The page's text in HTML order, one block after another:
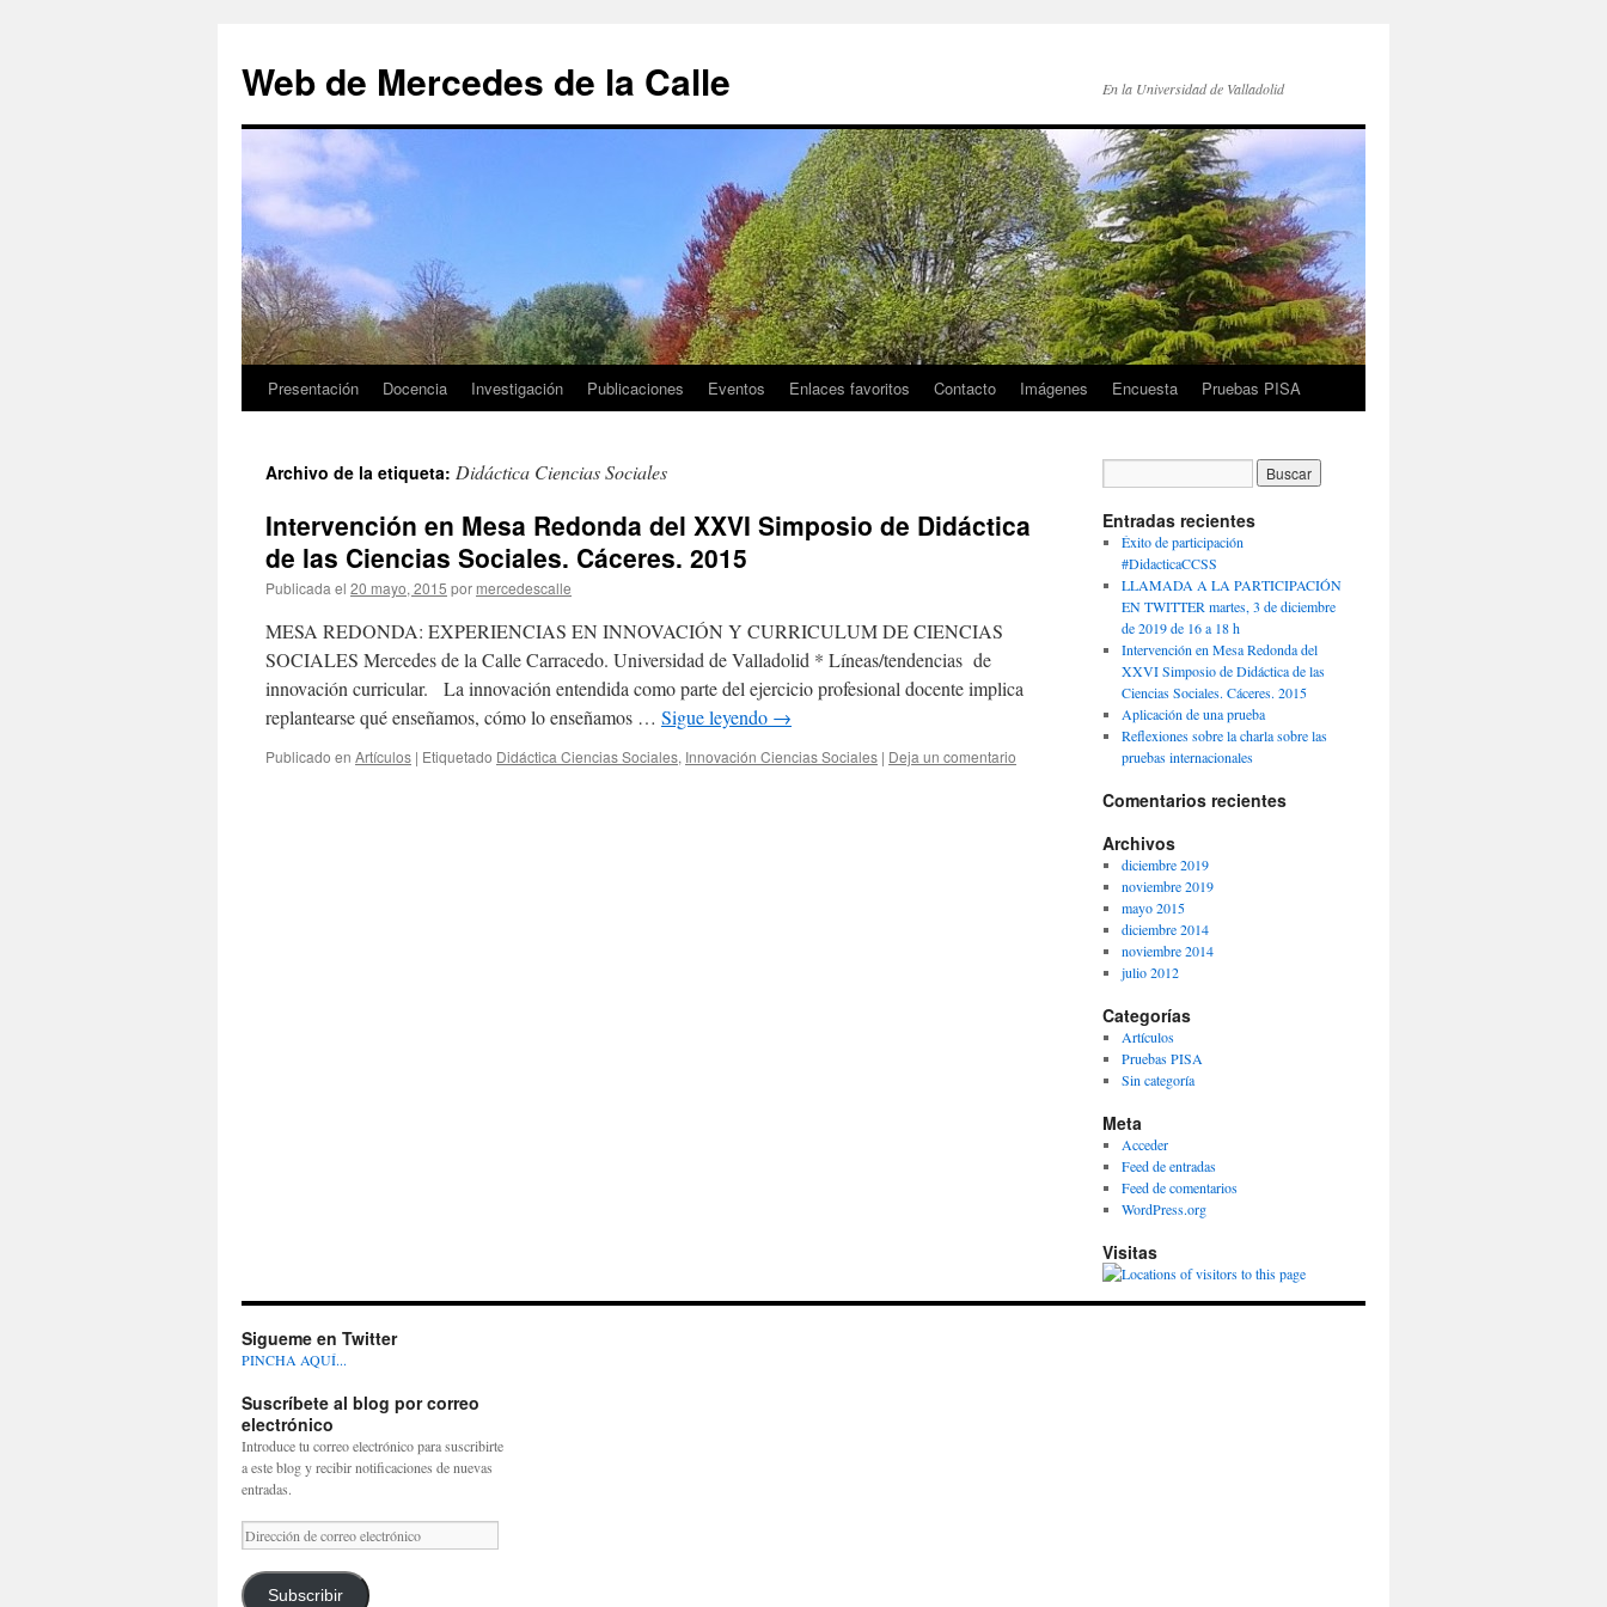
contenido
Web de Mercedes de la Calle En la Universidad de Valladolid
Presentación Docencia Investigación Publicaciones Eventos Enlaces favoritos Contacto Imágenes Encuesta Pruebas PISA
Archivo de la etiqueta: Didáctica Ciencias Sociales
Intervención en Mesa Redonda del XXVI Simposio de Didáctica
de las Ciencias Sociales. Cáceres. 2015
Publicada el 20 mayo, 2015 por mercedescalle
MESA REDONDA: EXPERIENCIAS EN INNOVACIÓN Y CURRICULUM DE CIENCIAS
SOCIALES Mercedes de la Calle Carracedo. Universidad de Valladolid * Líneas/tendencias de
innovación curricular. La innovación entendida como parte del ejercicio profesional docente implica
replantearse qué enseñamos, cómo lo enseñamos … Sigue leyendo →
Publicado en Artículos | Etiquetado Didáctica Ciencias Sociales, Innovación Ciencias Sociales | Deja un comentario
Entradas recientes
Éxito de participación
#DidacticaCCSS
LLAMADA A LA PARTICIPACIÓN
EN TWITTER martes, 3 de diciembre
de 2019 de 16 a 18 h
Intervención en Mesa Redonda del
XXVI Simposio de Didáctica de las
Ciencias Sociales. Cáceres. 2015
Aplicación de una prueba
Reflexiones sobre la charla sobre las
pruebas internacionales
Comentarios recientes
Archivos
diciembre 2019
noviembre 2019
mayo 2015
diciembre 2014
noviembre 2014
julio 2012
Categorías
Artículos
Pruebas PISA
Sin categoría
Meta
Acceder
Feed de entradas
Feed de comentarios
WordPress.org
Visitas
Sigueme en Twitter
PINCHA AQUÍ...
Suscríbete al blog por correo
electrónico
Introduce tu correo electrónico para suscribirte
a este blog y recibir notificaciones de nuevas
entradas.
Dirección
de
correo
electrónico
Subscribir